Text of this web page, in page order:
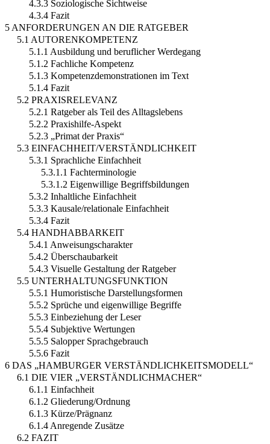
4.3.3 Soziologische Sichtweise
4.3.4 Fazit
5 ANFORDERUNGEN AN DIE RATGEBER
5.1 AUTORENKOMPETENZ
5.1.1 Ausbildung und beruflicher Werdegang
5.1.2 Fachliche Kompetenz
5.1.3 Kompetenzdemonstrationen im Text
5.1.4 Fazit
5.2 PRAXISRELEVANZ
5.2.1 Ratgeber als Teil des Alltagslebens
5.2.2 Praxishilfe-Aspekt
5.2.3 „Primat der Praxis“
5.3 EINFACHHEIT/VERSTÄNDLICHKEIT
5.3.1 Sprachliche Einfachheit
5.3.1.1 Fachterminologie
5.3.1.2 Eigenwillige Begriffsbildungen
5.3.2 Inhaltliche Einfachheit
5.3.3 Kausale/relationale Einfachheit
5.3.4 Fazit
5.4 HANDHABBARKEIT
5.4.1 Anweisungscharakter
5.4.2 Überschaubarkeit
5.4.3 Visuelle Gestaltung der Ratgeber
5.5 UNTERHALTUNGSFUNKTION
5.5.1 Humoristische Darstellungsformen
5.5.2 Sprüche und eigenwillige Begriffe
5.5.3 Einbeziehung der Leser
5.5.4 Subjektive Wertungen
5.5.5 Salopper Sprachgebrauch
5.5.6 Fazit
6 DAS „HAMBURGER VERSTÄNDLICHKEITSMODELL“
6.1 DIE VIER „VERSTÄNDLICHMACHER“
6.1.1 Einfachheit
6.1.2 Gliederung/Ordnung
6.1.3 Kürze/Prägnanz
6.1.4 Anregende Zusätze
6.2 FAZIT